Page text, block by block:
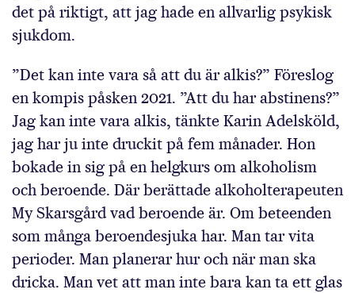
det på riktigt, att jag hade en allvarlig psykisk
sjukdom.
”Det kan inte vara så att du är alkis?” Föreslog
en kompis påsken 2021. ”Att du har abstinens?”
Jag kan inte vara alkis, tänkte Karin Adelsköld,
jag har ju inte druckit på fem månader. Hon
bokade in sig på en helgkurs om alkoholism
och beroende. Där berättade alkoholterapeuten
My Skarsgård vad beroende är. Om beteenden
som många beroendesjuka har. Man tar vita
perioder. Man planerar hur och när man ska
dricka. Man vet att man inte bara kan ta ett glas